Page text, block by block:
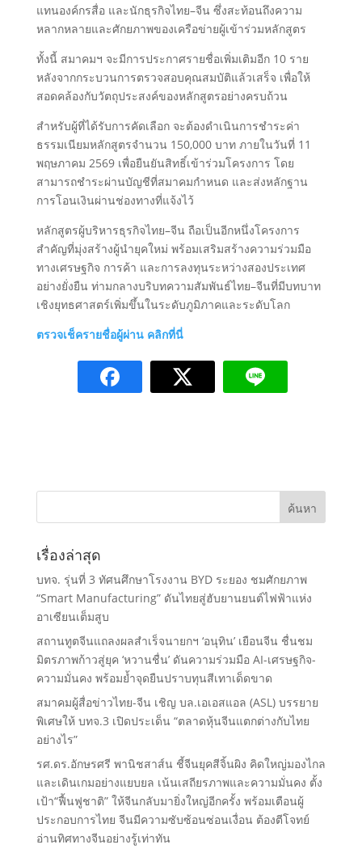
แทนองค์กรสื่อ และนักธุรกิจไทย–จีน ซึ่งสะท้อนถึงความ
หลากหลายและศักยภาพของเครือข่ายผู้เข้าร่วมหลักสูตร
ทั้งนี้ สมาคมฯ จะมีการประกาศรายชื่อเพิ่มเติมอีก 10 ราย
หลังจากกระบวนการตรวจสอบคุณสมบัติแล้วเสร็จ เพื่อให้
สอดคล้องกับวัตถุประสงค์ของหลักสูตรอย่างครบถ้วน
สำหรับผู้ที่ได้รับการคัดเลือก จะต้องดำเนินการชำระค่า
ธรรมเนียมหลักสูตรจำนวน 150,000 บาท ภายในวันที่ 11
พฤษภาคม 2569 เพื่อยืนยันสิทธิ์เข้าร่วมโครงการ โดย
สามารถชำระผ่านบัญชีที่สมาคมกำหนด และส่งหลักฐาน
การโอนเงินผ่านช่องทางที่แจ้งไว้
หลักสูตรผู้บริหารธุรกิจไทย–จีน ถือเป็นอีกหนึ่งโครงการ
สำคัญที่มุ่งสร้างผู้นำยุคใหม่ พร้อมเสริมสร้างความร่วมมือ
ทางเศรษฐกิจ การค้า และการลงทุนระหว่างสองประเทศ
อย่างยั่งยืน ท่ามกลางบริบทความสัมพันธ์ไทย–จีนที่มีบทบาท
เชิงยุทธศาสตร์เพิ่มขึ้นในระดับภูมิภาคและระดับโลก
ตรวจเช็ครายชื่อผู้ผ่าน คลิกที่นี่
เรื่องล่าสุด
บทจ. รุ่นที่ 3 ทัศนศึกษาโรงงาน BYD ระยอง ชมศักยภาพ
“Smart Manufacturing” ดันไทยสู่ฮับยานยนต์ไฟฟ้าแห่ง
อาเซียนเต็มสูบ
สถานทูตจีนแถลงผลสำเร็จนายกฯ ‘อนุทิน’ เยือนจีน ชื่นชม
มิตรภาพก้าวสู่ยุค ‘หวานชื่น’ ดันความร่วมมือ AI-เศรษฐกิจ-
ความมั่นคง พร้อมย้ำจุดยืนปราบทุนสีเทาเด็ดขาด
สมาคมผู้สื่อข่าวไทย-จีน เชิญ บล.เอเอสแอล (ASL) บรรยาย
พิเศษให้ บทจ.3 เปิดประเด็น “ตลาดหุ้นจีนแตกต่างกับไทย
อย่างไร”
รศ.ดร.อักษรศรี พานิชสาส์น ชี้จีนยุคสีจิ้นผิง คิดใหญ่มองไกล
และเดินเกมอย่างแยบยล เน้นเสถียรภาพและความมั่นคง ตั้ง
เป้า“ฟื้นฟูชาติ” ให้จีนกลับมายิ่งใหญ่อีกครั้ง พร้อมเตือนผู้
ประกอบการไทย จีนมีความซับซ้อนซ่อนเงื่อน ต้องตีโจทย์
อ่านทิศทางจีนอย่างรู้เท่าทัน